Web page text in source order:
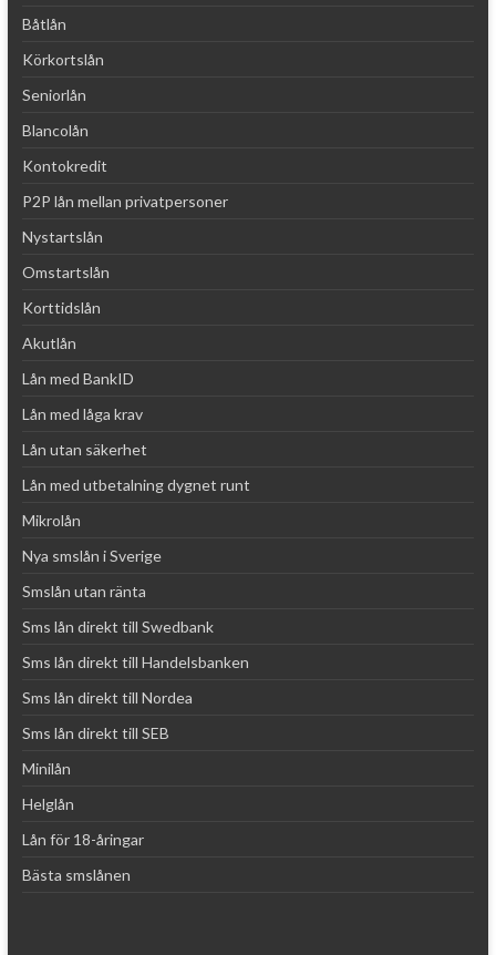
Båtlån
Körkortslån
Seniorlån
Blancolån
Kontokredit
P2P lån mellan privatpersoner
Nystartslån
Omstartslån
Korttidslån
Akutlån
Lån med BankID
Lån med låga krav
Lån utan säkerhet
Lån med utbetalning dygnet runt
Mikrolån
Nya smslån i Sverige
Smslån utan ränta
Sms lån direkt till Swedbank
Sms lån direkt till Handelsbanken
Sms lån direkt till Nordea
Sms lån direkt till SEB
Minilån
Helglån
Lån för 18-åringar
Bästa smslånen